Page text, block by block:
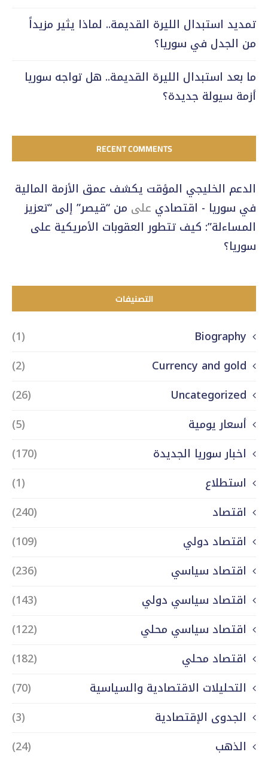
تمديد استبدال الليرة القديمة.. لماذا يثير مزيداً
من الجدل في سوريا؟
ما بعد استبدال الليرة القديمة.. هل تواجه سوريا
أزمة سيولة جديدة؟
RECENT COMMENTS
الدعم الخليجي المؤقت يكشف عمق الأزمة المالية
في سوريا - اقتصادي على من “قيصر” إلى “تعزيز
المساءلة”: كيف تتطور العقوبات الأمريكية على
سوريا؟
التصنيفات
Biography
(1)
Currency and gold
(2)
Uncategorized
(26)
أسعار يومية
(5)
اخبار سوريا الجديدة
(170)
استطلاع
(1)
اقتصاد
(240)
اقتصاد دولي
(109)
اقتصاد سياسي
(236)
اقتصاد سياسي دولي
(143)
اقتصاد سياسي محلي
(122)
اقتصاد محلي
(182)
التحليلات الاقتصادية والسياسية
(70)
الجدوى الإقتصادية
(3)
الذهب
(24)